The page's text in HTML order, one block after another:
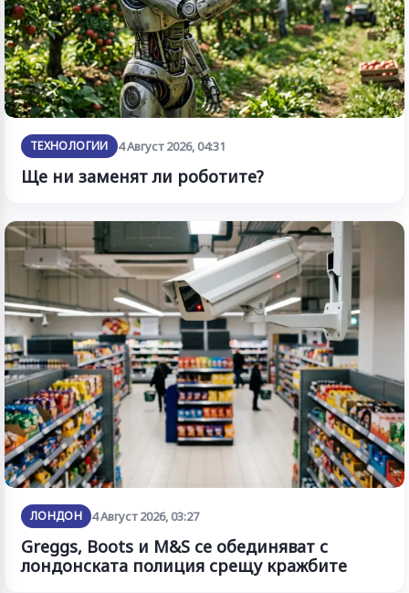
ТЕХНОЛОГИИ 4 Август 2026, 04:31
Ще ни заменят ли роботите?
ЛОНДОН 4 Август 2026, 03:27
Greggs, Boots и M&S се обединяват с
лондонската полиция срещу кражбите